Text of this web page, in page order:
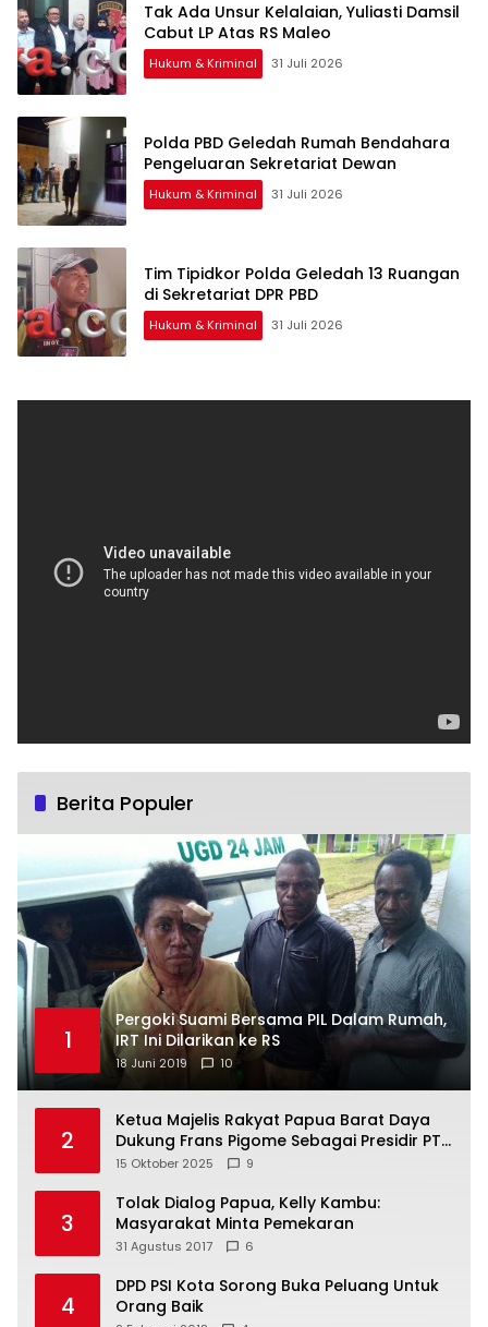
Tak Ada Unsur Kelalaian, Yuliasti Damsil
Cabut LP Atas RS Maleo
Hukum & Kriminal 31 Juli 2026
Polda PBD Geledah Rumah Bendahara
Pengeluaran Sekretariat Dewan
Hukum & Kriminal 31 Juli 2026
Tim Tipidkor Polda Geledah 13 Ruangan
di Sekretariat DPR PBD
Hukum & Kriminal 31 Juli 2026
Berita Populer
1
Pergoki Suami Bersama PIL Dalam Rumah,
IRT Ini Dilarikan ke RS
18 Juni 2019 10
2
Ketua Majelis Rakyat Papua Barat Daya
Dukung Frans Pigome Sebagai Presidir PT
Freeport Indonesia
15 Oktober 2025 9
3
Tolak Dialog Papua, Kelly Kambu:
Masyarakat Minta Pemekaran
31 Agustus 2017 6
4
DPD PSI Kota Sorong Buka Peluang Untuk
Orang Baik